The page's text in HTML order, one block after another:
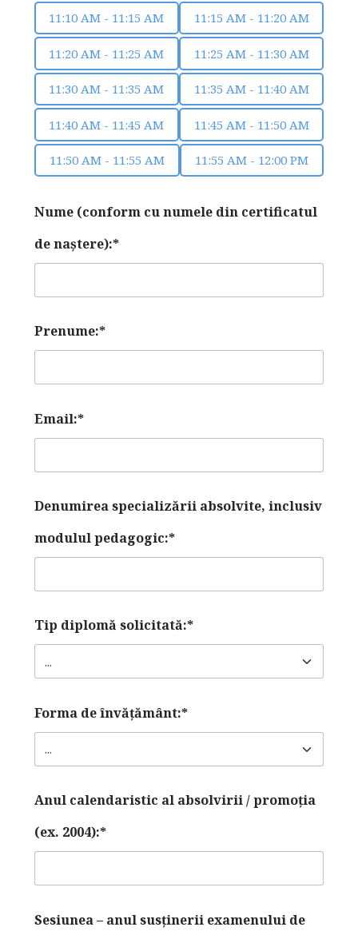
11:10 AM - 11:15 AM 11:15 AM - 11:20 AM
11:20 AM - 11:25 AM 11:25 AM - 11:30 AM
11:30 AM - 11:35 AM 11:35 AM - 11:40 AM
11:40 AM - 11:45 AM 11:45 AM - 11:50 AM
11:50 AM - 11:55 AM 11:55 AM - 12:00 PM
Nume (conform cu numele din certificatul
de naştere):*
Prenume:*
Email:*
Denumirea specializării absolvite, inclusiv
modulul pedagogic:*
Tip diplomă solicitată:*
Forma de învăţământ:*
Anul calendaristic al absolvirii / promoția
(ex. 2004):*
Sesiunea – anul susținerii examenului de